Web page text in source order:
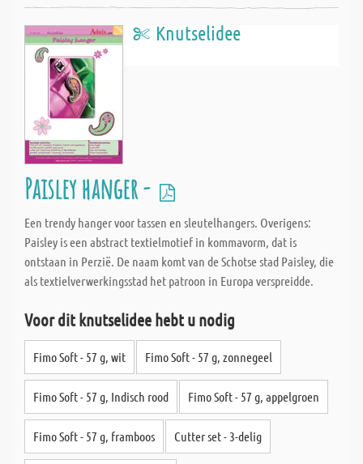
Knutselidee
Paisley hanger -
Een trendy hanger voor tassen en sleutelhangers. Overigens:
Paisley is een abstract textielmotief in kommavorm, dat is
ontstaan in Perzië. De naam komt van de Schotse stad Paisley, die
als textielverwerkingsstad het patroon in Europa verspreidde.
Voor dit knutselidee hebt u nodig
Fimo Soft - 57 g, wit Fimo Soft - 57 g, zonnegeel
Fimo Soft - 57 g, Indisch rood Fimo Soft - 57 g, appelgroen
Fimo Soft - 57 g, framboos Cutter set - 3-delig